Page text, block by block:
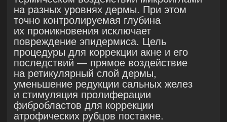
06
Протокол сочетанного
применения аппаратов
микроигольчатого RF VIVACE
и холодной плазмы PLADUO
для терапии акне
и последствии акне